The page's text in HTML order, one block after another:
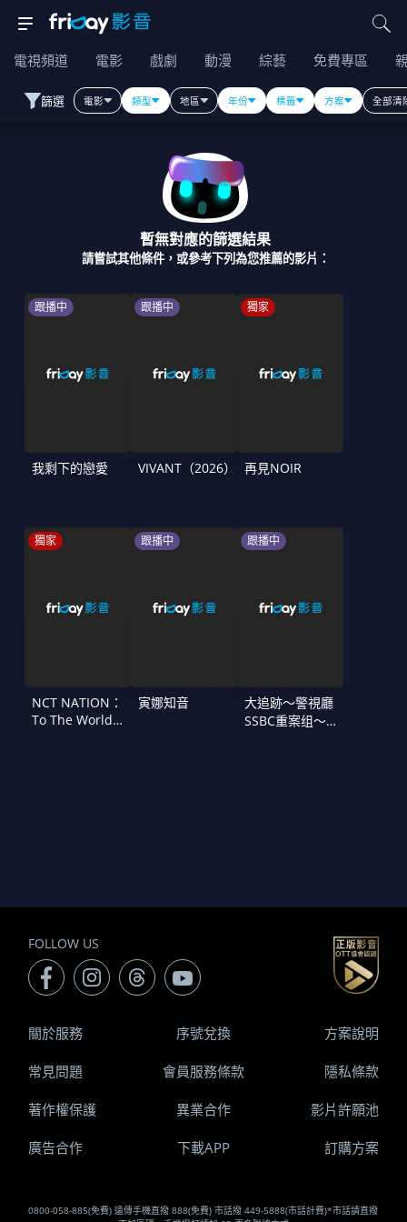
電視頻道 電影 戲劇 動漫 綜藝 免費專區
篩選 電影 類型 地區 年份 標籤 方案 全部清
暫無對應的篩選結果
請嘗試其他條件，或參考下列為您推薦的影片：
跟播中
我剩下的戀愛
跟播中
VIVANT（2026）
獨家
再見NOIR
獨家
NCT NATION：
To The World
跟播中
寅娜知音
跟播中
大追跡〜警視廳
SSBC重案组〜
FOLLOW US
0800-058-885(免費) 遠傳手機直撥 888(免費) 市話撥 449-5888(市話計費)*市話請直撥
關於服務 序號兌換 方案說明
常見問題 會員服務條款 隱私條款
著作權保護 異業合作 影片許願池
廣告合作 下載APP 訂購方案